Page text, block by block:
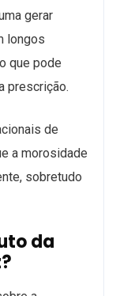
gerar
longos
que pode
prescrição.
de
a morosidade
sobretudo
da